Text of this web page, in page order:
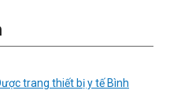
trang thiết bị y tế Bình